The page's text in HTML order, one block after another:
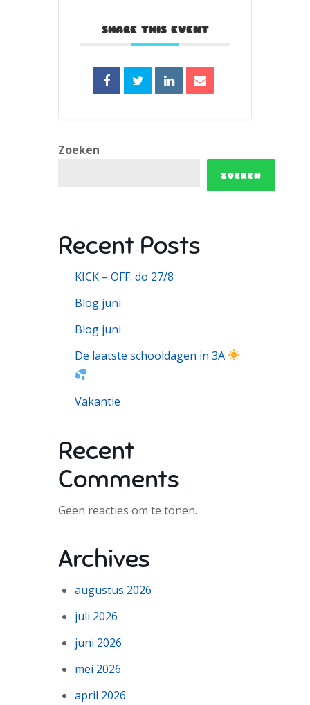
SHARE THIS EVENT
Zoeken
ZOEKEN
Recent Posts
KICK – OFF: do 27/8
Blog juni
Blog juni
De laatste schooldagen in 3A
Vakantie
Recent
Comments
Geen reacties om te tonen.
Archives
augustus 2026
juli 2026
juni 2026
mei 2026
april 2026